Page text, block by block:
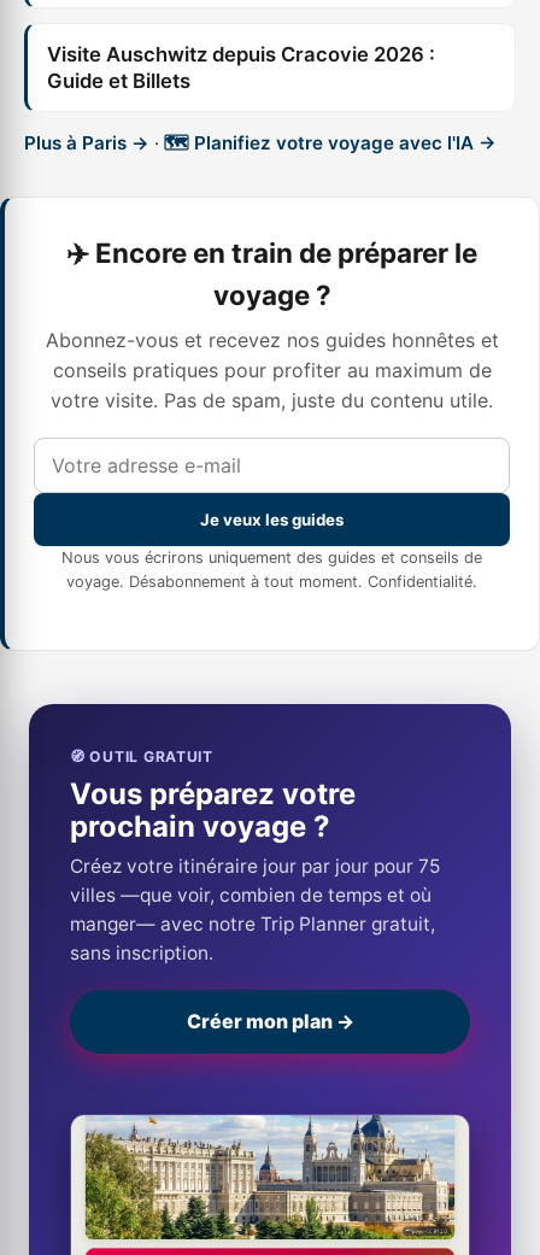
Visite Auschwitz depuis Cracovie 2026 :
Guide et Billets
Plus à Paris → · 🗺️ Planifiez votre voyage avec l'IA →
✈️ Encore en train de préparer le
voyage ?
Abonnez-vous et recevez nos guides honnêtes et
conseils pratiques pour profiter au maximum de
votre visite. Pas de spam, juste du contenu utile.
Je veux les guides
Nous vous écrirons uniquement des guides et conseils de
voyage. Désabonnement à tout moment. Confidentialité.
🧭 OUTIL GRATUIT
Vous préparez votre
prochain voyage ?
Créez votre itinéraire jour par jour pour 75
villes —que voir, combien de temps et où
manger— avec notre Trip Planner gratuit,
sans inscription.
Créer mon plan →